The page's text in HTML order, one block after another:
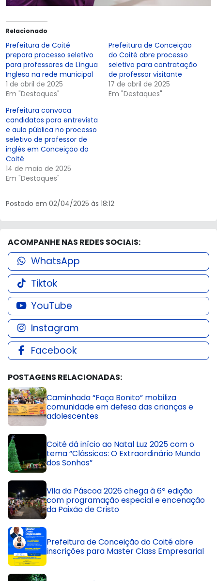
Relacionado
Prefeitura de Coité
prepara processo seletivo
para professores de Língua
Inglesa na rede municipal
1 de abril de 2025
Em "Destaques"
Prefeitura de Conceição
do Coité abre processo
seletivo para contratação
de professor visitante
17 de abril de 2025
Em "Destaques"
Prefeitura convoca
candidatos para entrevista
e aula pública no processo
seletivo de professor de
inglês em Conceição do
Coité
14 de maio de 2025
Em "Destaques"
Postado em 02/04/2025 às 18:12
ACOMPANHE NAS REDES SOCIAIS:
WhatsApp
Tiktok
YouTube
Instagram
Facebook
POSTAGENS RELACIONADAS:
Caminhada “Faça Bonito” mobiliza
comunidade em defesa das crianças e
adolescentes
Coité dá início ao Natal Luz 2025 com o
tema “Clássicos: O Extraordinário Mundo
dos Sonhos”
Vila da Páscoa 2026 chega à 6ª edição
com programação especial e encenação
da Paixão de Cristo
Prefeitura de Conceição do Coité abre
inscrições para Master Class Empresarial